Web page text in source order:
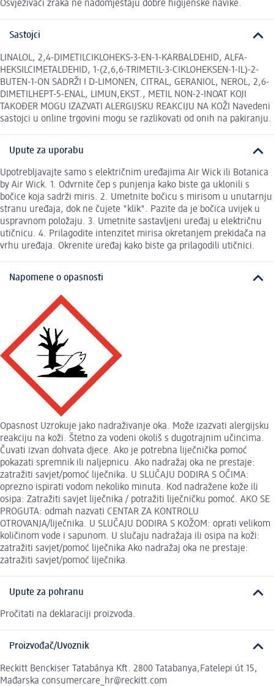
Osvježivači zraka ne nadomještaju dobre higijenske navike.
Sastojci
LINALOL, 2,4-DIMETILCIKLOHEKS-3-EN-1-KARBALDEHID, ALFA-
HEKSILCIMETALDEHID, 1-(2,6,6-TRIMETIL-3-CIKLOHEKSEN-1-IL)-2-
BUTEN-1-ON SADRŽI I D-LIMONEN, CITRAL, GERANIOL, NEROL, 2,6-
DIMETILHEPT-5-ENAL, LIMUN,EKST., METIL NON-2-INOAT KOJI
TAKOĐER MOGU IZAZVATI ALERGIJSKU REAKCIJU NA KOŽI Navedeni
sastojci u online trgovini mogu se razlikovati od onih na pakiranju.
Upute za uporabu
Upotrebljavajte samo s električnim uređajima Air Wick ili Botanica
by Air Wick. 1. Odvrnite čep s punjenja kako biste ga uklonili s
bočice koja sadrži miris. 2. Umetnite bočicu s mirisom u unutarnju
stranu uređaja, dok ne čujete "klik". Pazite da je bočica uvijek u
uspravnom položaju. 3. Umetnite sastavljeni uređaj u električnu
utičnicu. 4. Prilagodite intenzitet mirisa okretanjem prekidača na
vrhu uređaja. Okrenite uređaj kako biste ga prilagodili utičnici.
Napomene o opasnosti
Opasnost Uzrokuje jako nadraživanje oka. Može izazvati alergijsku
reakciju na koži. Štetno za vodeni okoliš s dugotrajnim učincima.
Čuvati izvan dohvata djece. Ako je potrebna liječnička pomoć
pokazati spremnik ili naljepnicu. Ako nadražaj oka ne prestaje:
zatražiti savjet/pomoć liječnika. U SLUČAJU DODIRA S OČIMA:
oprezno ispirati vodom nekoliko minuta. Kod nadražene kože ili
osipa: Zatražiti savjet liječnika / potražiti liječničku pomoć. AKO SE
PROGUTA: odmah nazvati CENTAR ZA KONTROLU
OTROVANJA/liječnika. U SLUČAJU DODIRA S KOŽOM: oprati velikom
količinom vode i sapunom. U slučaju nadražaja ili osipa na koži:
zatražiti savjet/pomoć liječnika Ako nadražaj oka ne prestaje:
zatražiti savjet/pomoć liječnika.
Upute za pohranu
Pročitati na deklaraciji proizvoda.
Proizvođač/Uvoznik
Reckitt Benckiser Tatabánya Kft. 2800 Tatabanya,Fatelepi út 15,
Mađarska consumercare_hr@reckitt.com